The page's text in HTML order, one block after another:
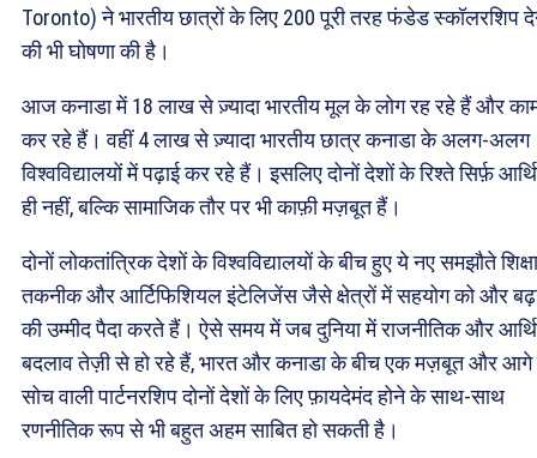
Toronto) ने भारतीय छात्रों के लिए 200 पूरी तरह फंडेड स्कॉलरशिप
की भी घोषणा की है।
आज कनाडा में 18 लाख से ज़्यादा भारतीय मूल के लोग रह रहे हैं और
कर रहे हैं। वहीं 4 लाख से ज़्यादा भारतीय छात्र कनाडा के अलग-अलग
विश्वविद्यालयों में पढ़ाई कर रहे हैं। इसलिए दोनों देशों के रिश्ते सिर्फ़
ही नहीं, बल्कि सामाजिक तौर पर भी काफ़ी मज़बूत हैं।
दोनों लोकतांत्रिक देशों के विश्वविद्यालयों के बीच हुए ये नए समझौते
तकनीक और आर्टिफिशियल इंटेलिजेंस जैसे क्षेत्रों में सहयोग को और
की उम्मीद पैदा करते हैं। ऐसे समय में जब दुनिया में राजनीतिक और
बदलाव तेज़ी से हो रहे हैं, भारत और कनाडा के बीच एक मज़बूत और आगे
सोच वाली पार्टनरशिप दोनों देशों के लिए फ़ायदेमंद होने के साथ-साथ
रणनीतिक रूप से भी बहुत अहम साबित हो सकती है।